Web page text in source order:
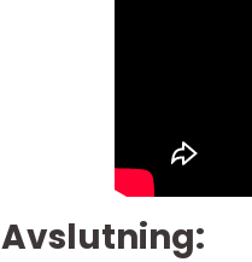
Avslutning: